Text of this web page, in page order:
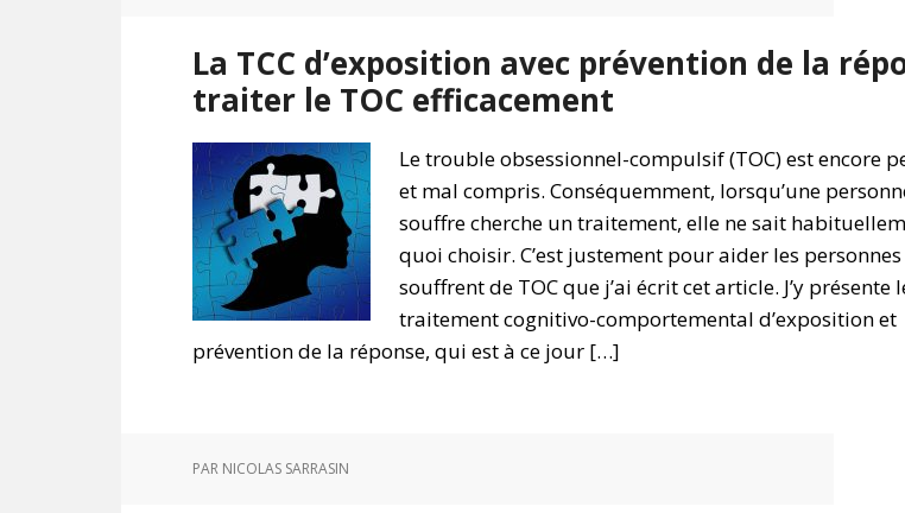
La TCC d’exposition avec prévention de la
traiter le TOC efficacement
Le trouble obsessionnel-compulsif (TOC) est encore
et mal compris. Conséquemment, lorsqu’une
souffre cherche un traitement, elle ne sait
quoi choisir. C’est justement pour aider les
souffrent de TOC que j’ai écrit cet article. J’y présente
traitement cognitivo-comportemental d’exposition et
prévention de la réponse, qui est à ce jour […]
PAR NICOLAS SARRASIN